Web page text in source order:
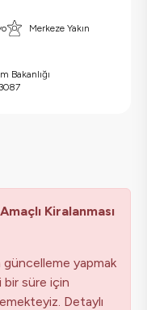
Merkeze Yakın
Bakanlığı
Kiralanması
güncelleme yapmak
bir süre için
Detaylı